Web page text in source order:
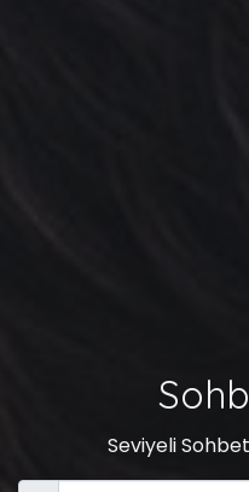
Seviyeli